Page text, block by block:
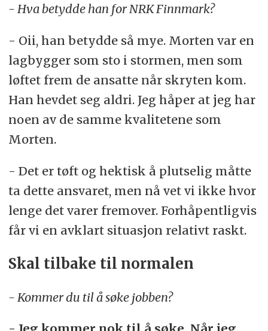
- Hva betydde han for NRK Finnmark?
- Oii, han betydde så mye. Morten var en
lagbygger som sto i stormen, men som
løftet frem de ansatte når skryten kom.
Han hevdet seg aldri. Jeg håper at jeg har
noen av de samme kvalitetene som
Morten.
- Det er tøft og hektisk å plutselig måtte
ta dette ansvaret, men nå vet vi ikke hvor
lenge det varer fremover. Forhåpentligvis
får vi en avklart situasjon relativt raskt.
Skal tilbake til normalen
- Kommer du til å søke jobben?